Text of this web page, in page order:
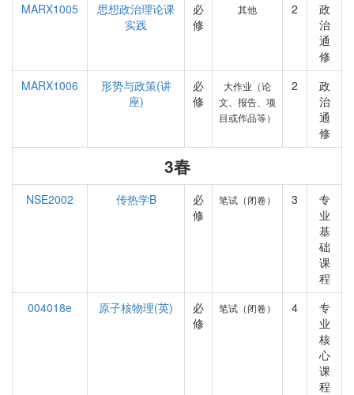
MARX1005
思想政治理论课
实践
必
修
其他 2
政
治
通
修
MARX1006
形势与政策(讲
座)
必
修
大作业（论
文、报告、项
目或作品等）
2
政
治
通
修
3春
NSE2002 传热学B
必
修
笔试（闭卷） 3
专
业
基
础
课
程
004018e
原子核物理(英)
必
修
笔试（闭卷） 4
专
业
核
心
课
程